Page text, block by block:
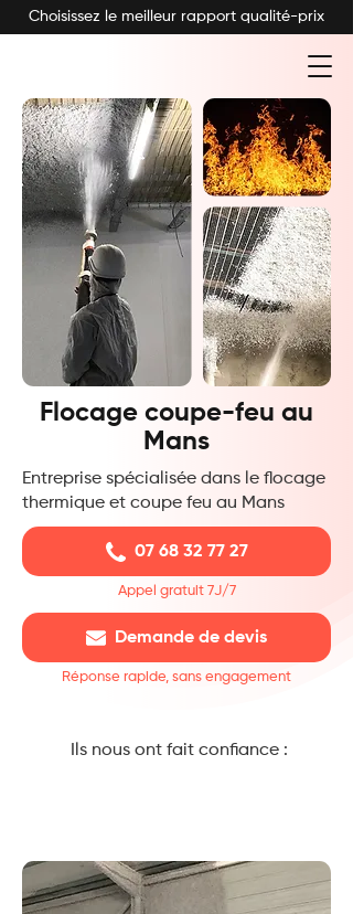
Choisissez le meilleur rapport qualité-prix
Flocage coupe-feu au
Mans
Entreprise spécialisée dans le flocage
thermique et coupe feu au Mans
07 68 32 77 27
Appel gratuit 7J/7
Demande de devis
Réponse rapide, sans engagement
Ils nous ont fait confiance :